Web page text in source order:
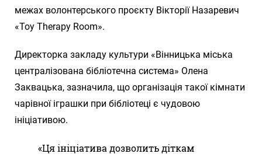
межах волонтерського проєкту Вікторії Назаревич
«Toy Therapy Room».
Директорка закладу культури «Вінницька міська
централізована бібліотечна система» Олена
Заквацька, зазначила, що організація такої кімнати
чарівної іграшки при бібліотеці є чудовою
ініціативою.
«Ця ініціатива дозволить діткам